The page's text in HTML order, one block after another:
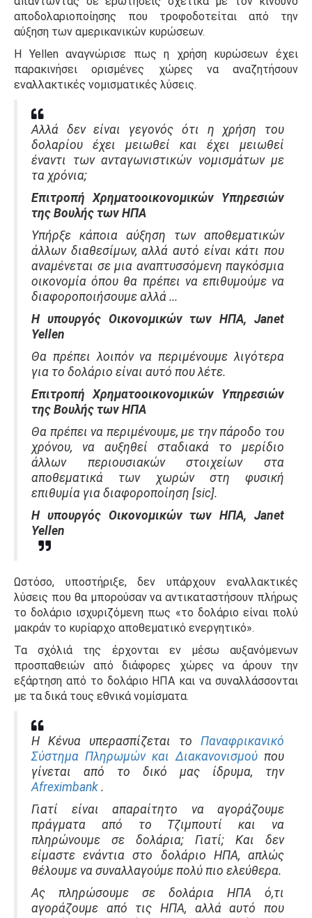
αποδολαριοποίησης που τροφοδοτείται από την
αύξηση των αμερικανικών κυρώσεων.
Η Yellen αναγνώρισε πως η χρήση κυρώσεων έχει
παρακινήσει ορισμένες χώρες να αναζητήσουν
εναλλακτικές νομισματικές λύσεις.
Αλλά δεν είναι γεγονός ότι η χρήση του
δολαρίου έχει μειωθεί και έχει μειωθεί
έναντι των ανταγωνιστικών νομισμάτων με
τα χρόνια;
Επιτροπή Χρηματοοικονομικών Υπηρεσιών
της Βουλής των ΗΠΑ
Υπήρξε κάποια αύξηση των αποθεματικών
άλλων διαθεσίμων, αλλά αυτό είναι κάτι που
αναμένεται σε μια αναπτυσσόμενη παγκόσμια
οικονομία όπου θα πρέπει να επιθυμούμε να
διαφοροποιήσουμε αλλά ...
Η υπουργός Οικονομικών των ΗΠΑ, Janet
Yellen
Θα πρέπει λοιπόν να περιμένουμε λιγότερα
για το δολάριο είναι αυτό που λέτε.
Επιτροπή Χρηματοοικονομικών Υπηρεσιών
της Βουλής των ΗΠΑ
Θα πρέπει να περιμένουμε, με την πάροδο του
χρόνου, να αυξηθεί σταδιακά το μερίδιο
άλλων περιουσιακών στοιχείων στα
αποθεματικά των χωρών στη φυσική
επιθυμία για διαφοροποίηση [sic].
Η υπουργός Οικονομικών των ΗΠΑ, Janet
Yellen
Ωστόσο, υποστήριξε, δεν υπάρχουν εναλλακτικές
λύσεις που θα μπορούσαν να αντικαταστήσουν πλήρως
το δολάριο ισχυριζόμενη πως «το δολάριο είναι πολύ
μακράν το κυρίαρχο αποθεματικό ενεργητικό».
Τα σχόλιά της έρχονται εν μέσω αυξανόμενων
προσπαθειών από διάφορες χώρες να άρουν την
εξάρτηση από το δολάριο ΗΠΑ και να συναλλάσσονται
με τα δικά τους εθνικά νομίσματα.
Η Κένυα υπερασπίζεται το
Παναφρικανικό
Σύστημα Πληρωμών και Διακανονισμού που
γίνεται από το δικό μας ίδρυμα, την
Afreximbank .
Γιατί είναι απαραίτητο να αγοράζουμε
πράγματα από το Τζιμπουτί και να
πληρώνουμε σε δολάρια;
Γιατί;
Και δεν
είμαστε ενάντια στο δολάριο ΗΠΑ, απλώς
θέλουμε να συναλλαγούμε πολύ πιο ελεύθερα.
Ας πληρώσουμε σε δολάρια ΗΠΑ ό,τι
αγοράζουμε από τις ΗΠΑ, αλλά αυτό που